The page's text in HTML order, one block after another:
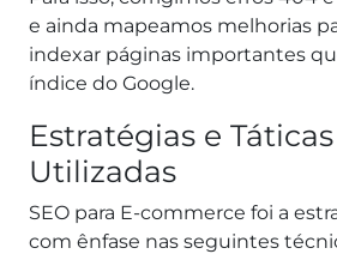
e ainda mapeamos melhorias
indexar páginas importantes
índice do Google.
Estratégias e
Utilizadas
SEO para E-commerce foi a
com ênfase nas seguintes